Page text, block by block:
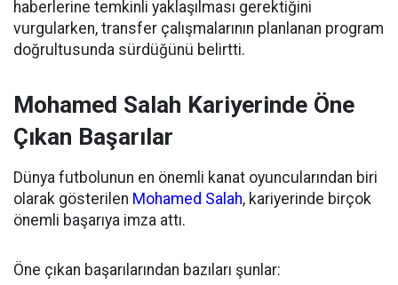
haberlerine temkinli yaklaşılması gerektiğini
vurgularken, transfer çalışmalarının planlanan program
doğrultusunda sürdüğünü belirtti.
Mohamed Salah Kariyerinde Öne
Çıkan Başarılar
Dünya futbolunun en önemli kanat oyuncularından biri
olarak gösterilen Mohamed Salah, kariyerinde birçok
önemli başarıya imza attı.
Öne çıkan başarılarından bazıları şunlar: